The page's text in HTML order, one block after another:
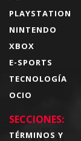
PLAYSTATION
NINTENDO
XBOX
E-SPORTS
TECNOLOGÍA
OCIO
SECCIONES:
TÉRMINOS Y